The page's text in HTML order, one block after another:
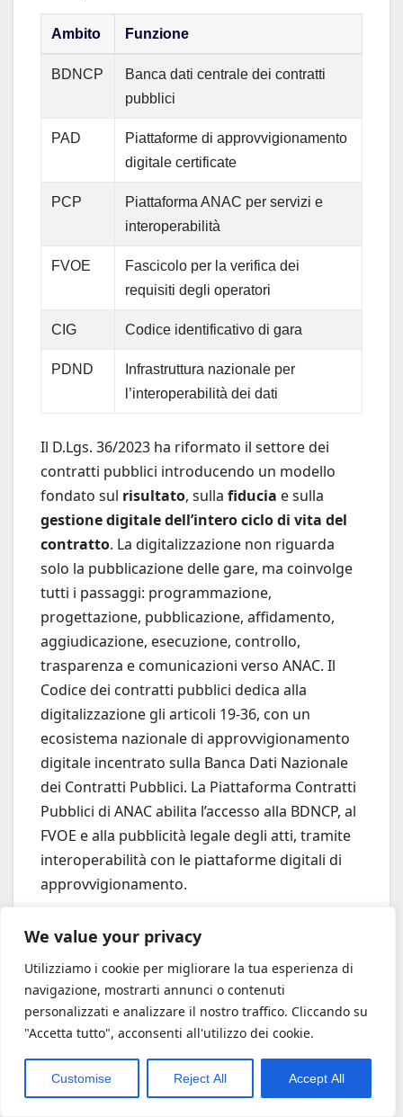
We value your privacy
Utilizziamo i cookie per migliorare la tua esperienza di
navigazione, mostrarti annunci o contenuti
personalizzati e analizzare il nostro traffico. Cliccando su
"Accetta tutto", acconsenti all'utilizzo dei cookie.
Customise Reject All Accept All
Ambito Funzione
BDNCP
Banca dati centrale dei contratti
pubblici
PAD
Piattaforme di approvvigionamento
digitale certificate
PCP
Piattaforma ANAC per servizi e
interoperabilità
FVOE
Fascicolo per la verifica dei
requisiti degli operatori
CIG Codice identificativo di gara
PDND
Infrastruttura nazionale per
l’interoperabilità dei dati
Il D.Lgs. 36/2023 ha riformato il settore dei
contratti pubblici introducendo un modello
fondato sul risultato, sulla fiducia e sulla
gestione digitale dell’intero ciclo di vita del
contratto. La digitalizzazione non riguarda
solo la pubblicazione delle gare, ma coinvolge
tutti i passaggi: programmazione,
progettazione, pubblicazione, affidamento,
aggiudicazione, esecuzione, controllo,
trasparenza e comunicazioni verso ANAC. Il
Codice dei contratti pubblici dedica alla
digitalizzazione gli articoli 19-36, con un
ecosistema nazionale di approvvigionamento
digitale incentrato sulla Banca Dati Nazionale
dei Contratti Pubblici. La Piattaforma Contratti
Pubblici di ANAC abilita l’accesso alla BDNCP, al
FVOE e alla pubblicità legale degli atti, tramite
interoperabilità con le piattaforme digitali di
approvvigionamento.